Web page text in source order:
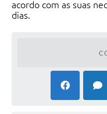
acordo com as suas
dias.